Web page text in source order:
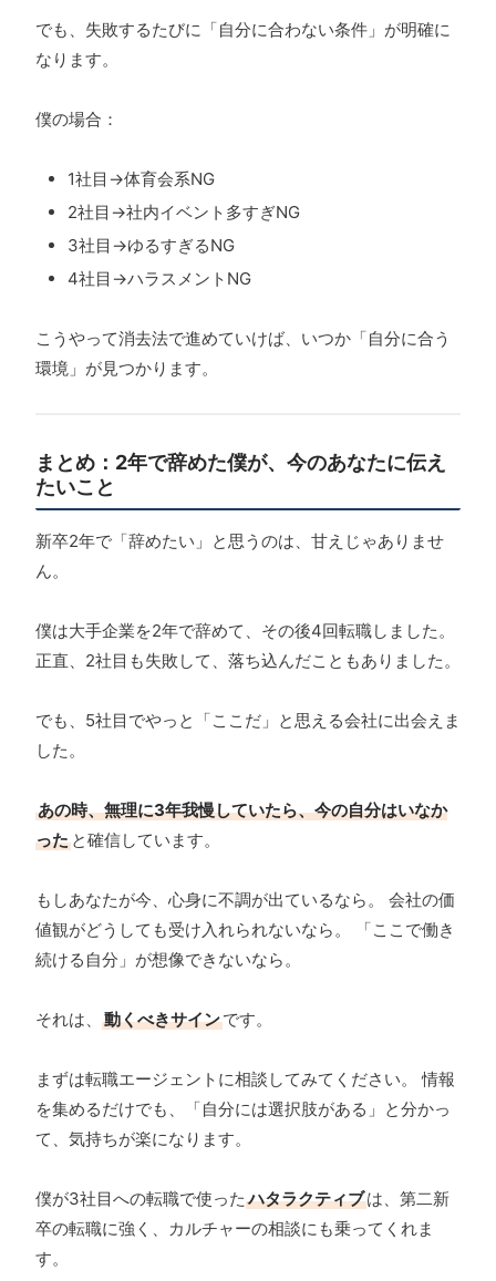
でも、失敗するたびに「自分に合わない条件」が明確に
なります。
僕の場合：
1社目→体育会系NG
2社目→社内イベント多すぎNG
3社目→ゆるすぎるNG
4社目→ハラスメントNG
こうやって消去法で進めていけば、いつか「自分に合う
環境」が見つかります。
まとめ：2年で辞めた僕が、今のあなたに伝え
たいこと
新卒2年で「辞めたい」と思うのは、甘えじゃありませ
ん。
僕は大手企業を2年で辞めて、その後4回転職しました。
正直、2社目も失敗して、落ち込んだこともありました。
でも、5社目でやっと「ここだ」と思える会社に出会えま
した。
あの時、無理に3年我慢していたら、今の自分はいなか
った と確信しています。
もしあなたが今、心身に不調が出ているなら。 会社の価
値観がどうしても受け入れられないなら。 「ここで働き
続ける自分」が想像できないなら。
それは、 動くべきサインです。
まずは転職エージェントに相談してみてください。 情報
を集めるだけでも、「自分には選択肢がある」と分かっ
て、気持ちが楽になります。
僕が3社目への転職で使った ハタラクティブは、第二新
卒の転職に強く、カルチャーの相談にも乗ってくれま
す。